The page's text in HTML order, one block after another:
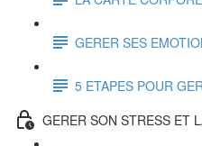
GERER SES
5 ETAPES POUR
GERER SON STRESS ET